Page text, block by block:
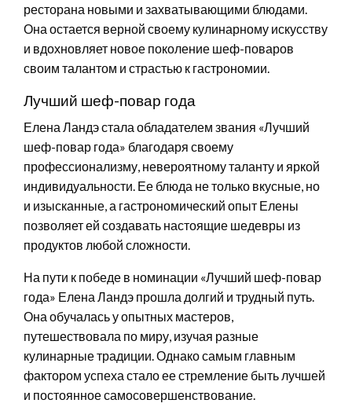
ресторана новыми и захватывающими блюдами.
Она остается верной своему кулинарному искусству
и вдохновляет новое поколение шеф-поваров
своим талантом и страстью к гастрономии.
Лучший шеф-повар года
Елена Ландэ стала обладателем звания «Лучший
шеф-повар года» благодаря своему
профессионализму, невероятному таланту и яркой
индивидуальности. Ее блюда не только вкусные, но
и изысканные, а гастрономический опыт Елены
позволяет ей создавать настоящие шедевры из
продуктов любой сложности.
На пути к победе в номинации «Лучший шеф-повар
года» Елена Ландэ прошла долгий и трудный путь.
Она обучалась у опытных мастеров,
путешествовала по миру, изучая разные
кулинарные традиции. Однако самым главным
фактором успеха стало ее стремление быть лучшей
и постоянное самосовершенствование.